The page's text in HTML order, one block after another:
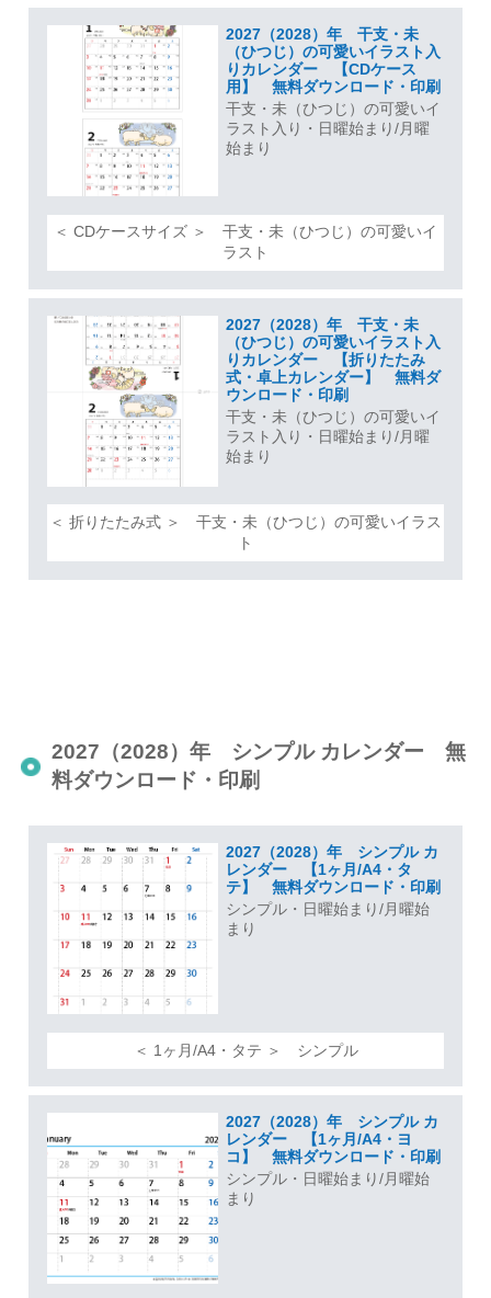
2027（2028）年 干支・未
（ひつじ）の可愛いイラスト入
りカレンダー 【CDケース
用】 無料ダウンロード・印刷
干支・未（ひつじ）の可愛いイ
ラスト入り・日曜始まり/月曜
始まり
＜ CDケースサイズ ＞ 干支・未（ひつじ）の可愛いイ
ラスト
2027（2028）年 干支・未
（ひつじ）の可愛いイラスト入
りカレンダー 【折りたたみ
式・卓上カレンダー】 無料ダ
ウンロード・印刷
干支・未（ひつじ）の可愛いイ
ラスト入り・日曜始まり/月曜
始まり
＜ 折りたたみ式 ＞ 干支・未（ひつじ）の可愛いイラス
ト
2027（2028）年 シンプル カレンダー 無
料ダウンロード・印刷
2027（2028）年 シンプル カ
レンダー 【1ヶ月/A4・タ
テ】 無料ダウンロード・印刷
シンプル・日曜始まり/月曜始
まり
＜ 1ヶ月/A4・タテ ＞ シンプル
2027（2028）年 シンプル カ
レンダー 【1ヶ月/A4・ヨ
コ】 無料ダウンロード・印刷
シンプル・日曜始まり/月曜始
まり